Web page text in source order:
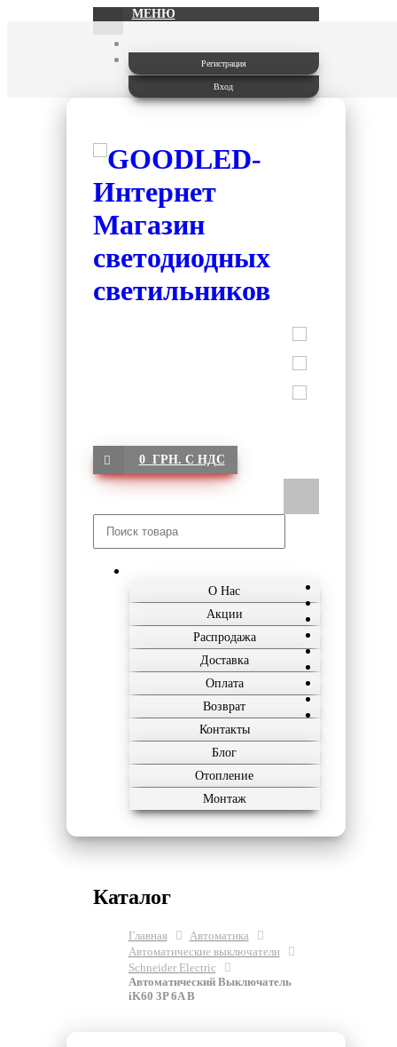
МЕНЮ
Регистрация
Вход
0 ГРН. С НДС
О Нас
Акции
Распродажа
Доставка
Оплата
Возврат
Контакты
Блог
Отопление
Монтаж
Каталог
Главная
Автоматика
Автоматические выключатели
Schneider Electric
Автоматический Выключатель
iK60 3P 6A B